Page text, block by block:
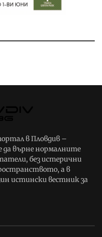
в Пловдив –
да върне нормалните
без истерични
а в
истински вестник за